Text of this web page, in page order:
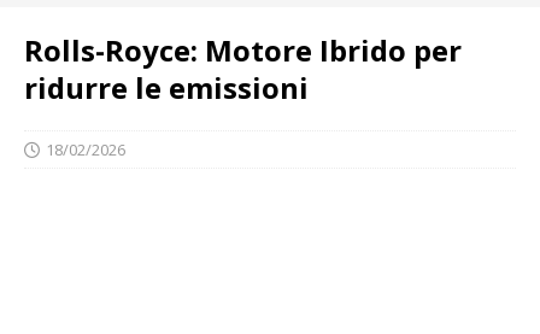
Rolls-Royce: Motore Ibrido per
ridurre le emissioni
18/02/2026